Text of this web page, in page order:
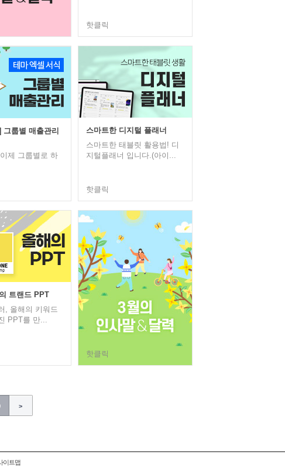
핫클릭
그룹별 매출관리
제 그룹별로 하
스마트한 디지털 플래너
스마트한 태블릿 활용법! 디
지털플래너 입니다.(아이...
핫클릭
트랜드 PPT
, 올해의 키워드
PPT를 만...
핫클릭
>
이트맵